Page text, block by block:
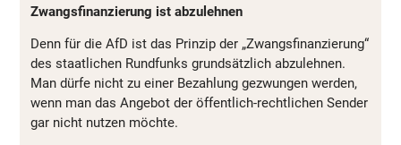
Zwangsfinanzierung ist abzulehnen
Denn für die AfD ist das Prinzip der „Zwangsfinanzierung“
des staatlichen Rundfunks grundsätzlich abzulehnen.
Man dürfe nicht zu einer Bezahlung gezwungen werden,
wenn man das Angebot der öffentlich-rechtlichen Sender
gar nicht nutzen möchte.